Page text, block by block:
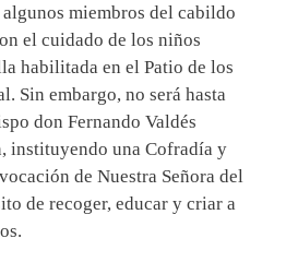
miembros del cabildo
el cuidado de los niños
habilitada en el Patio de los
Sin embargo, no será hasta
don Fernando Valdés
instituyendo una Cofradía y
de Nuestra Señora del
de recoger, educar y criar a